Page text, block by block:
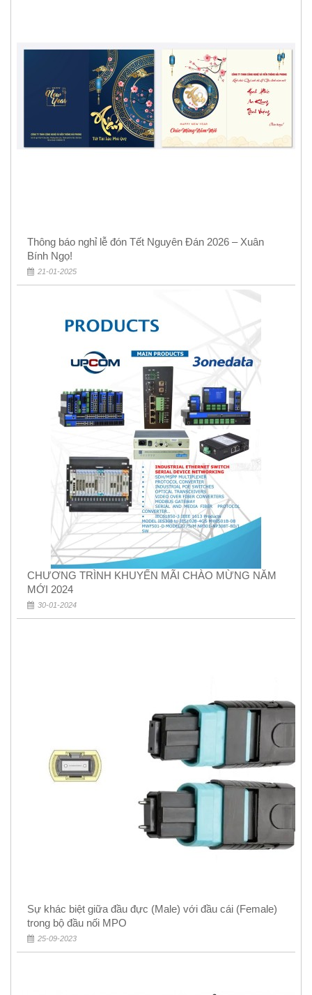
Thông báo nghỉ lễ đón Tết Nguyên Đán 2026 – Xuân
Bính Ngọ!
21-01-2025
CHƯƠNG TRÌNH KHUYẾN MÃI CHÀO MỪNG NĂM
MỚI 2024
30-01-2024
Sự khác biệt giữa đầu đực (Male) với đầu cái (Female)
trong bộ đầu nối MPO
25-09-2023